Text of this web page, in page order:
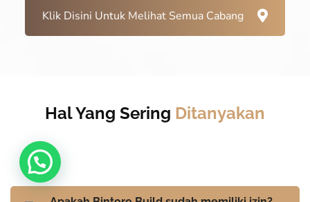
Klik Disini Untuk Melihat Semua Cabang
Hal Yang Sering Ditanyakan